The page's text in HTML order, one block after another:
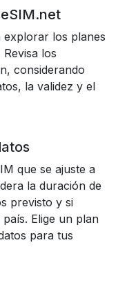
explorar los planes
los
considerando
la validez y el
que se ajuste a
la duración de
previsto y si
Elige un plan
para tus